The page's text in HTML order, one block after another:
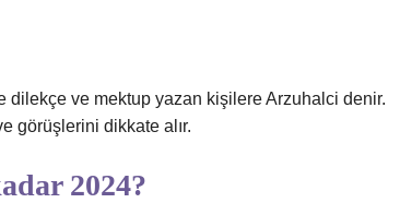
dilekçe ve mektup yazan kişilere Arzuhalci denir.
görüşlerini dikkate alır.
2024?